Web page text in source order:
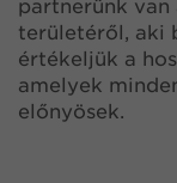
partnerünk
területéről, aki
értékeljük a
amelyek
előnyösek.